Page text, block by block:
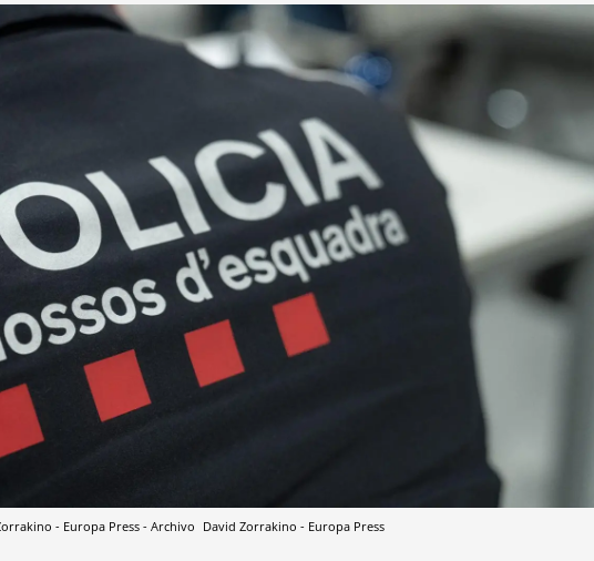
- Europa Press - Archivo David Zorrakino - Europa Press